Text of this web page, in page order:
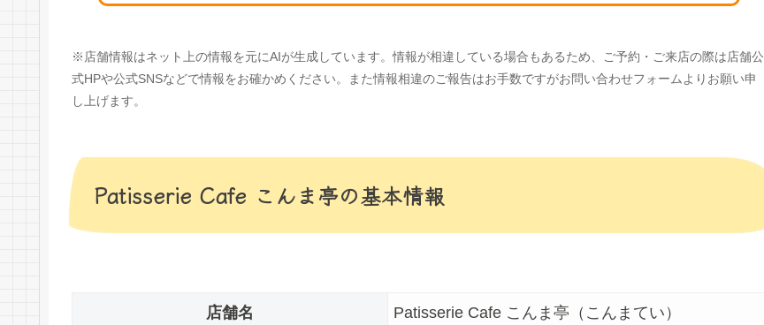
※店舗情報はネット上の情報を元にAIが生成しています。情報が相違している場合もあるため、ご予約・ご来店の際は店舗公
式HPや公式SNSなどで情報をお確かめください。また情報相違のご報告はお手数ですがお問い合わせフォームよりお願い申
し上げます。
Patisserie Cafe こんま亭の基本情報
店舗名 Patisserie Cafe こんま亭（こんまてい）